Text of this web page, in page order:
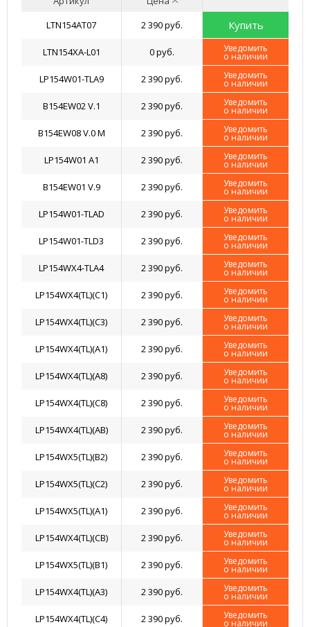
LTN154AT07
2 390 руб. Купить
LTN154XA-L01 0 руб. Уведомить
о наличии
LP154W01-TLA9 2 390 руб. Уведомить
о наличии
B154EW02 V.1 2 390 руб. Уведомить
о наличии
B154EW08 V.0 M 2 390 руб. Уведомить
о наличии
LP154W01 A1 2 390 руб. Уведомить
о наличии
B154EW01 V.9 2 390 руб. Уведомить
о наличии
LP154W01-TLAD 2 390 руб. Уведомить
о наличии
LP154W01-TLD3 2 390 руб. Уведомить
о наличии
LP154WX4-TLA4 2 390 руб. Уведомить
о наличии
LP154WX4(TL)(C1) 2 390 руб. Уведомить
о наличии
LP154WX4(TL)(C3) 2 390 руб. Уведомить
о наличии
LP154WX4(TL)(A1) 2 390 руб. Уведомить
о наличии
LP154WX4(TL)(A8) 2 390 руб. Уведомить
о наличии
LP154WX4(TL)(C8) 2 390 руб. Уведомить
о наличии
LP154WX4(TL)(AB) 2 390 руб. Уведомить
о наличии
LP154WX5(TL)(B2) 2 390 руб. Уведомить
о наличии
LP154WX5(TL)(C2) 2 390 руб. Уведомить
о наличии
LP154WX5(TL)(A1) 2 390 руб. Уведомить
о наличии
LP154WX4(TL)(CB) 2 390 руб. Уведомить
о наличии
LP154WX5(TL)(B1) 2 390 руб. Уведомить
о наличии
LP154WX4(TL)(A3) 2 390 руб. Уведомить
о наличии
LP154WX4(TL)(C4) 2 390 руб. Уведомить
о наличии